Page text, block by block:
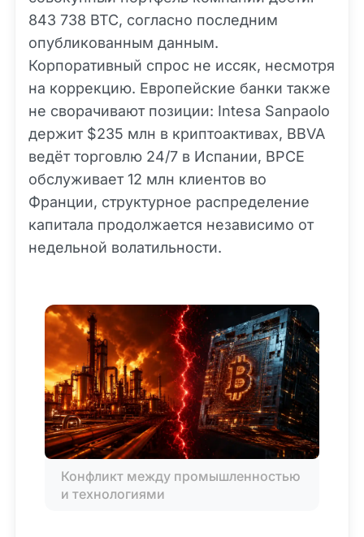
843 738 BTC, согласно последним
опубликованным данным.
Корпоративный спрос не иссяк, несмотря
на коррекцию. Европейские банки также
не сворачивают позиции: Intesa Sanpaolo
держит $235 млн в криптоактивах, BBVA
ведёт торговлю 24/7 в Испании, BPCE
обслуживает 12 млн клиентов во
Франции, структурное распределение
капитала продолжается независимо от
недельной волатильности.
Конфликт между промышленностью
и технологиями